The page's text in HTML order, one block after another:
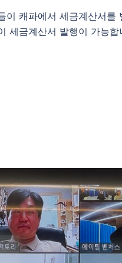
이 캐파에서 세금계산서
세금계산서 발행이 가능